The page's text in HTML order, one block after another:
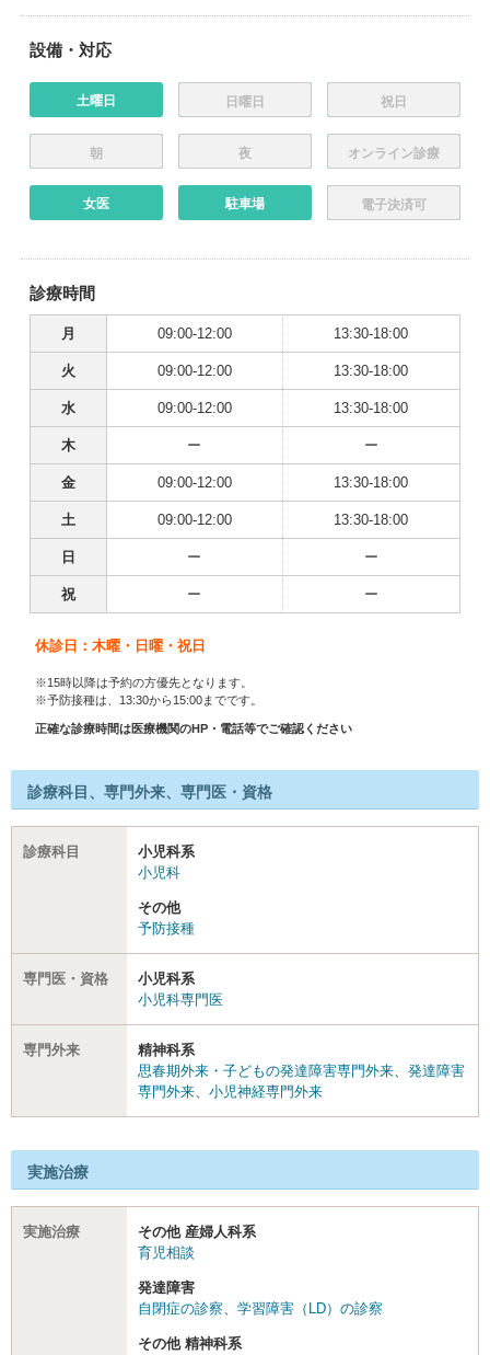
設備・対応
土曜日 日曜日 祝日
朝 夜 オンライン診療
女医 駐車場 電子決済可
診療時間
月 09:00-12:00 13:30-18:00
火 09:00-12:00 13:30-18:00
水 09:00-12:00 13:30-18:00
木 ー ー
金 09:00-12:00 13:30-18:00
土 09:00-12:00 13:30-18:00
日 ー ー
祝 ー ー
休診日：木曜・日曜・祝日
※15時以降は予約の方優先となります。
※予防接種は、13:30から15:00までです。
正確な診療時間は医療機関のHP・電話等でご確認ください
診療科目、専門外来、専門医・資格
診療科目
小児科系
小児科
その他
予防接種
専門医・資格
小児科系
小児科専門医
専門外来
精神科系
思春期外来・子どもの発達障害専門外来
発達障害
専門外来
小児神経専門外来
実施治療
実施治療
その他 産婦人科系
育児相談
発達障害
自閉症の診察
学習障害（LD）の診察
その他 精神科系